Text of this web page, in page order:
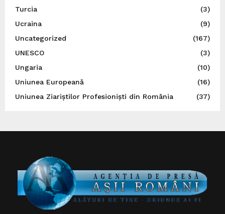
Turcia
(3)
Ucraina
(9)
Uncategorized
(167)
UNESCO
(3)
Ungaria
(10)
Uniunea Europeană
(16)
Uniunea Ziariștilor Profesioniști din România
(37)